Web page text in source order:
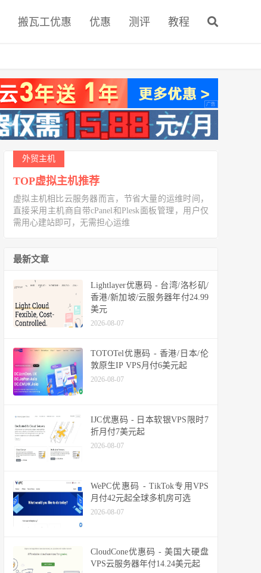
搬瓦工优惠 优惠 测评 教程
外贸主机
TOP虚拟主机推荐
虚拟主机相比云服务器而言，节省大量的运维时间，
直接采用主机商自带cPanel和Plesk面板管理，用户仅
需用心建站即可，无需担心运维
最新文章
Lightlayer优惠码 - 台湾/洛杉矶/
香港/新加坡/云服务器年付24.99
美元
2026-08-07
TOTOTel优惠码 - 香港/日本/伦
敦原生IP VPS月付6美元起
2026-08-07
IJC优惠码 - 日本软银VPS限时7
折月付7美元起
2026-08-07
WePC优惠码 - TikTok专用VPS
月付42元起全球多机房可选
2026-08-07
CloudCone优惠码 - 美国大硬盘
VPS云服务器年付14.24美元起